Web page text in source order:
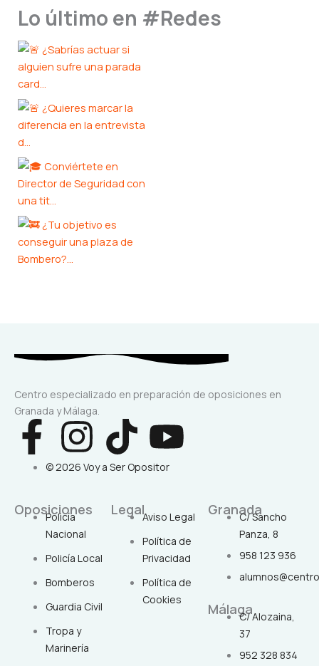
Lo último en #Redes
Centro especializado en preparación de oposiciones en
Granada y Málaga.
F
a
c
e
b
o
o
I
n
s
t
a
g
r
T
i
k
t
o
Y
o
u
t
u
b
© 2026 Voy a Ser Opositor
Oposiciones
Policía
Nacional
Policía Local
Bomberos
Guardia Civil
Tropa y
Marinería
LegalAviso Legal
Política de
Privacidad
Política de
Cookies
GranadaC/ Sancho
Panza, 8
958 123 936
MálagaC/ Alozaina,
37
952 328 834